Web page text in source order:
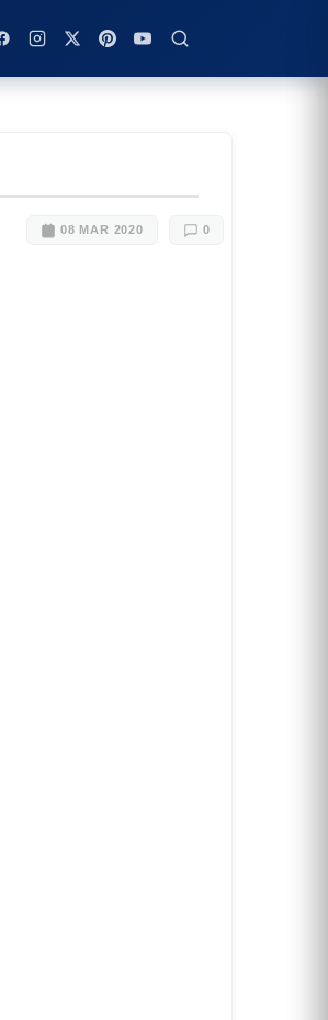
08 MAR 2020 0